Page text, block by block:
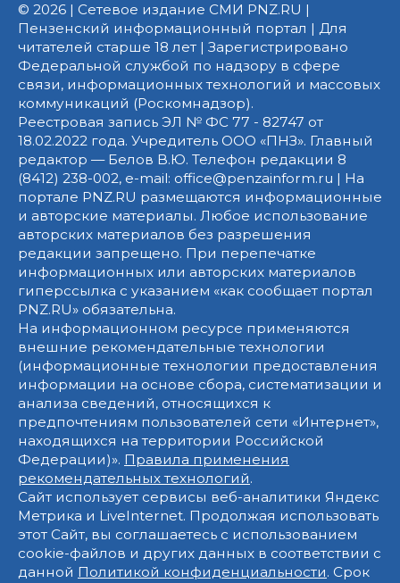
© 2026 | Сетевое издание СМИ PNZ.RU |
Пензенский информационный портал | Для
читателей старше 18 лет | Зарегистрировано
Федеральной службой по надзору в сфере
связи, информационных технологий и массовых
коммуникаций (Роскомнадзор).
Реестровая запись ЭЛ № ФС 77 - 82747 от
18.02.2022 года. Учредитель ООО «ПНЗ». Главный
редактор — Белов В.Ю. Телефон редакции 8
(8412) 238-002, e-mail: office@penzainform.ru | На
портале PNZ.RU размещаются информационные
и авторские материалы. Любое использование
авторских материалов без разрешения
редакции запрещено. При перепечатке
информационных или авторских материалов
гиперссылка с указанием «как сообщает портал
PNZ.RU» обязательна.
На информационном ресурсе применяются
внешние рекомендательные технологии
(информационные технологии предоставления
информации на основе сбора, систематизации и
анализа сведений, относящихся к
предпочтениям пользователей сети «Интернет»,
находящихся на территории Российской
Федерации)». Правила применения
рекомендательных технологий.
Сайт использует сервисы веб-аналитики Яндекс
Метрика и LiveInternet. Продолжая использовать
этот Сайт, вы соглашаетесь с использованием
cookie-файлов и других данных в соответствии с
данной Политикой конфиденциальности. Срок